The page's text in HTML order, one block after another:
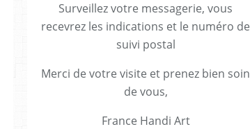
Surveillez votre messagerie, vous
recevrez les indications et le numéro de
suivi postal
Merci de votre visite et prenez bien soin
de vous,
France Handi Art